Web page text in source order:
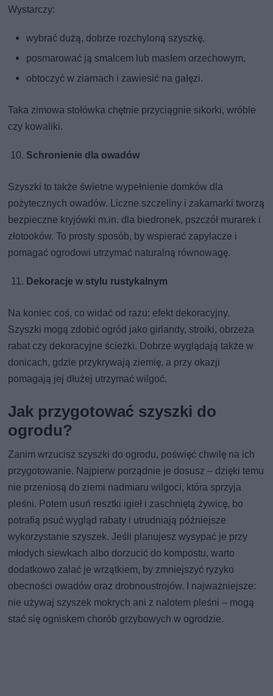
Wystarczy:
wybrać dużą, dobrze rozchyloną szyszkę,
posmarować ją smalcem lub masłem orzechowym,
obtoczyć w ziarnach i zawiesić na gałęzi.
Taka zimowa stołówka chętnie przyciągnie sikorki, wróble
czy kowaliki.
Schronienie dla owadów
Szyszki to także świetne wypełnienie domków dla
pożytecznych owadów. Liczne szczeliny i zakamarki tworzą
bezpieczne kryjówki m.in. dla biedronek, pszczół murarek i
złotooków. To prosty sposób, by wspierać zapylacze i
pomagać ogrodowi utrzymać naturalną równowagę.
Dekoracje w stylu rustykalnym
Na koniec coś, co widać od razu: efekt dekoracyjny.
Szyszki mogą zdobić ogród jako girlandy, stroiki, obrzeża
rabat czy dekoracyjne ścieżki. Dobrze wyglądają także w
donicach, gdzie przykrywają ziemię, a przy okazji
pomagają jej dłużej utrzymać wilgoć.
Jak przygotować szyszki do
ogrodu?
Zanim wrzucisz szyszki do ogrodu, poświęć chwilę na ich
przygotowanie. Najpierw porządnie je dosusz – dzięki temu
nie przeniosą do ziemi nadmiaru wilgoci, która sprzyja
pleśni. Potem usuń resztki igieł i zaschniętą żywicę, bo
potrafią psuć wygląd rabaty i utrudniają późniejsze
wykorzystanie szyszek. Jeśli planujesz wysypać je przy
młodych siewkach albo dorzucić do kompostu, warto
dodatkowo zalać je wrzątkiem, by zmniejszyć ryzyko
obecności owadów oraz drobnoustrojów. I najważniejsze:
nie używaj szyszek mokrych ani z nalotem pleśni – mogą
stać się ogniskem chorób grzybowych w ogrodzie.